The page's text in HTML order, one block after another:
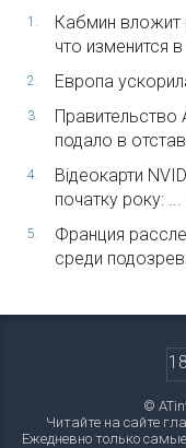
1.
Кабмин вложит
что изменится в
2. Европа
3.
подало в
4.
Відеокарти
початку року: ...
5.
Франция
среди
©
Читайте на сайте
Ежедневно только